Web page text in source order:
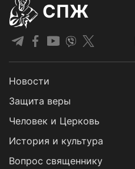
СПЖ
Новости
Защита веры
Человек и Церковь
История и культура
Вопрос священнику